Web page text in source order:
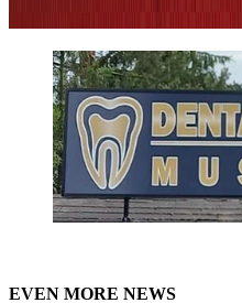
EVEN MORE NEWS